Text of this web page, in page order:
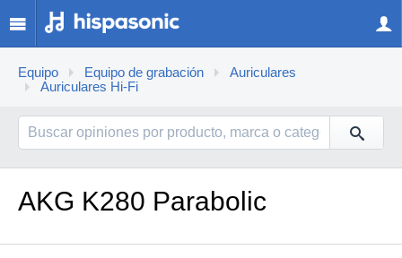
Equipo Equipo de grabación
Auriculares
Auriculares Hi-Fi
AKG K280 Parabolic